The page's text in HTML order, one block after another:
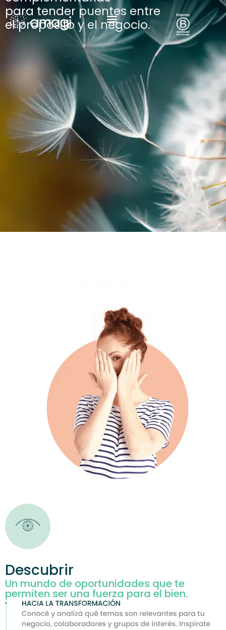
para tender puentes entre
el propósito y el negocio.
Descubrir
Un mundo de oportunidades que te
permiten ser una fuerza para el bien.